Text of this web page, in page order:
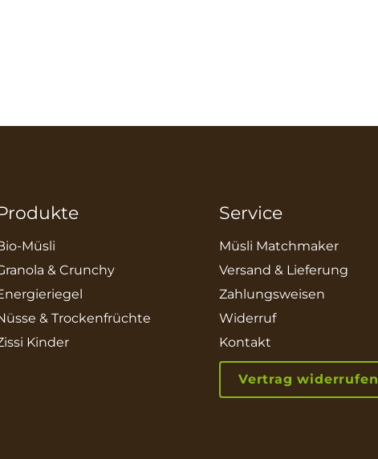
Müsli
& Crunchy
& Trockenfrüchte
Kinder
Service
Müsli Matchmaker
Versand & Lieferung
Zahlungsweisen
Widerruf
Kontakt
Vertrag widerrufen